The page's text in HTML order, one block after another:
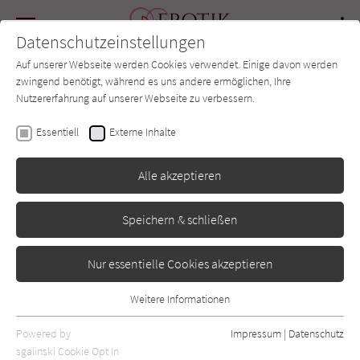
SUCHE Forum Charts Newsletter
Lauren Layne
Passion on Park Avenue 1
Goldmann Erschienen: März 2020 Bibliogr. Angaben 0
Datenschutzeinstellungen
Auf unserer Webseite werden Cookies verwendet. Einige davon werden
zwingend benötigt, während es uns andere ermöglichen, Ihre
Nutzererfahrung auf unserer Webseite zu verbessern.
Essentiell Externe Inhalte
Alle akzeptieren
Speichern & schließen
Nur essentielle Cookies akzeptieren
Essentielle Cookies werden für grundlegende Funktionen der
Webseite benötigt. Dadurch ist gewährleistet, dass die Webseite
Weitere Informationen
Powered by
sgalinski Cookie Opt In
Impressum | Datenschutz